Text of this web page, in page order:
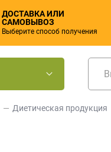
ДОСТАВКА ИЛИ
САМОВЫВОЗ
Выберите способ получения
Диетическая продукция